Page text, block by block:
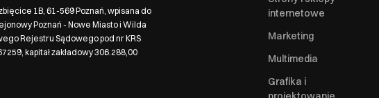
1B, 61-569 Poznań, wpisana do
Poznań - Nowe Miasto i Wilda
Rejestru Sądowego pod nr KRS
kapitał zakładowy 306.288,00
internetowe
Marketing
Multimedia
Grafika i